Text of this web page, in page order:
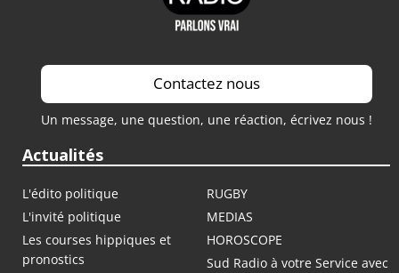
Contactez nous
Un message, une question, une réaction, écrivez nous !
Actualités
L'édito politique
RUGBY
L'invité politique
MEDIAS
Les courses hippiques et
pronostics
HOROSCOPE
Sud Radio à votre Service avec